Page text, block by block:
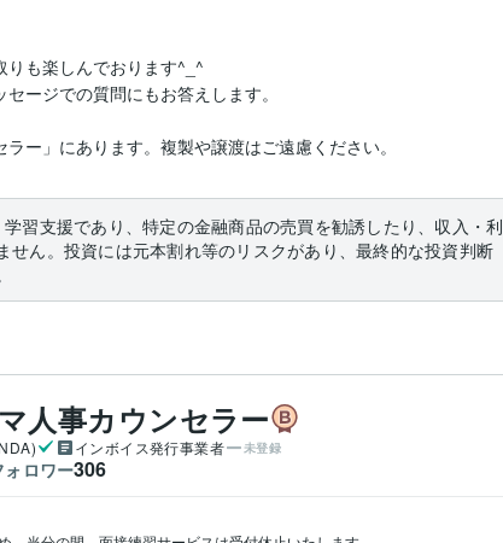
りも楽しんでおります^_^
ージでの質問にもお答えします。
ー」にあります。複製や譲渡はご遠慮ください。
習支援であり、特定の金融商品の売買を勧誘したり、収入・利
せん。投資には元本割れ等のリスクがあり、最終的な投資判断
人事カウンセラー
インボイス発行事業者 未登録
ォロワー306